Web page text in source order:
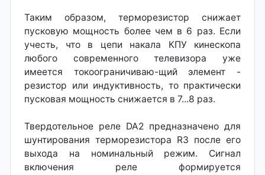
Таким образом, терморезистор снижает
пусковую мощность более чем в 6 раз. Если
учесть, что в цепи накала КПУ кинескопа
любого современного телевизора уже
имеется токоограничиваю-щий элемент -
резистор или индуктивность, то практически
пусковая мощность снижается в 7...8 раз.
Твердотельное реле DA2 предназначено для
шунтирования терморезистора R3 после его
выхода на номинальный режим. Сигнал
включения реле формируется